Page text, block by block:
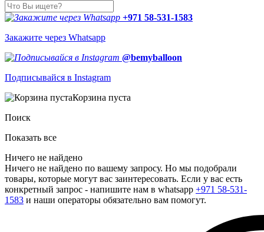
+971 58-531-1583
Закажите через Whatsapp
@bemyballoon
Подписывайся в Instagram
Корзина пуста
Поиск
Показать все
Ничего не найдено
Ничего не найдено по вашему запросу. Но мы подобрали
товары, которые могут вас заинтересовать. Если у вас есть
конкретный запрос - напишите нам в whatsapp +971 58-531-
1583 и наши операторы обязательно вам помогут.